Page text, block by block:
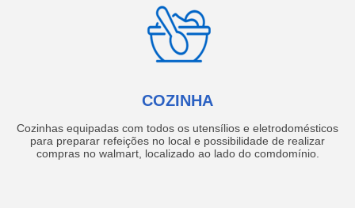
COZINHA
Cozinhas equipadas com todos os utensílios e eletrodomésticos
para preparar refeições no local e possibilidade de realizar
compras no walmart, localizado ao lado do comdomínio.